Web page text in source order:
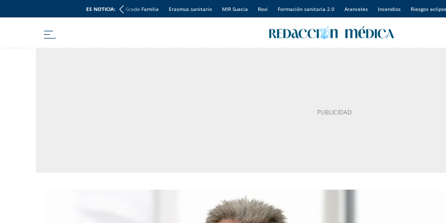
ES NOTICIA: Grado Familia Erasmus sanitario MIR Suecia Rovi Formación sanitaria 2.0 Aranceles Incendios Riesgos